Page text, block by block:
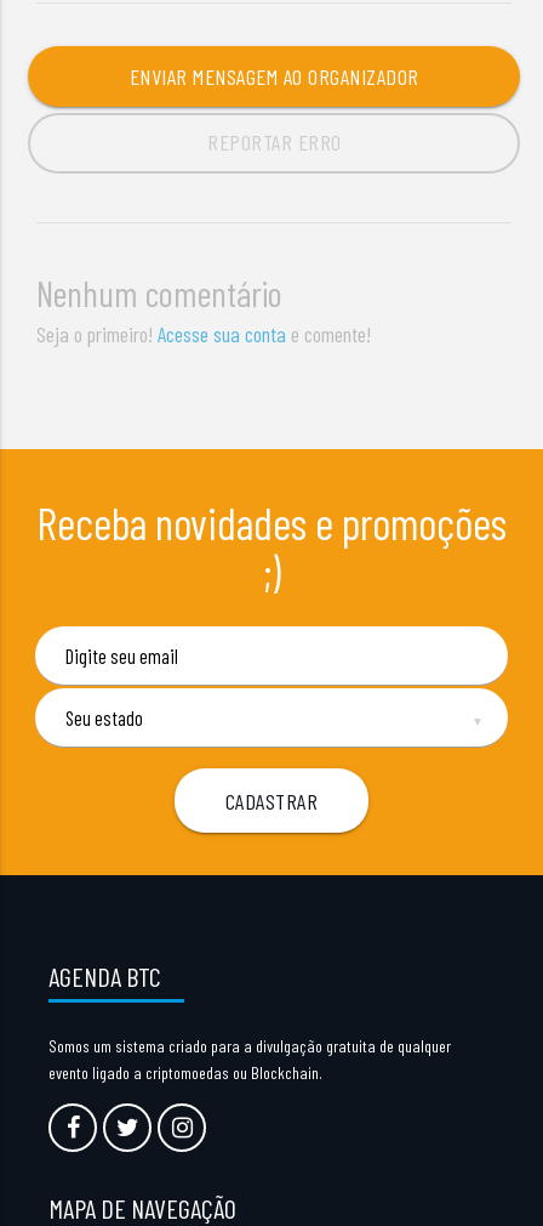
ENVIAR MENSAGEM AO ORGANIZADOR
REPORTAR ERRO
Nenhum comentário
Seja o primeiro!Acesse sua conta e comente!
Receba novidades e promoções
;)
▼
AGENDA BTC
Somos um sistema criado para a divulgação gratuita de qualquer
evento ligado a criptomoedas ou Blockchain.
MAPA DE NAVEGAÇÃO